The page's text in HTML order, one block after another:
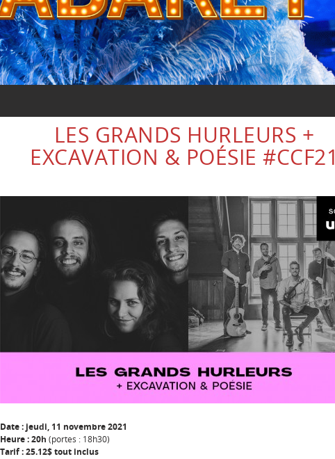
LES GRANDS HURLEURS +
EXCAVATION & POÉSIE #CCF21
Date : jeudi, 11 novembre 2021
Heure : 20h (portes : 18h30)
Tarif : 25.12$ tout inclus